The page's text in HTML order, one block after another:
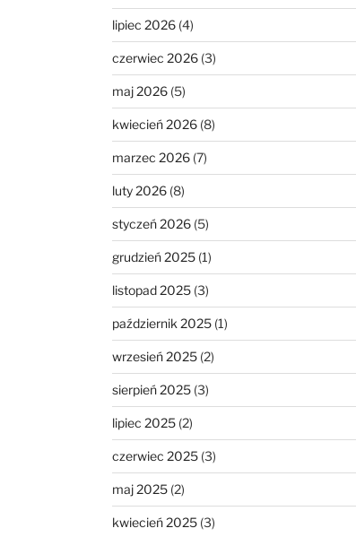
lipiec 2026(4)
czerwiec 2026(3)
maj 2026(5)
kwiecień 2026(8)
marzec 2026(7)
luty 2026(8)
styczeń 2026(5)
grudzień 2025(1)
listopad 2025(3)
październik 2025(1)
wrzesień 2025(2)
sierpień 2025(3)
lipiec 2025(2)
czerwiec 2025(3)
maj 2025(2)
kwiecień 2025(3)